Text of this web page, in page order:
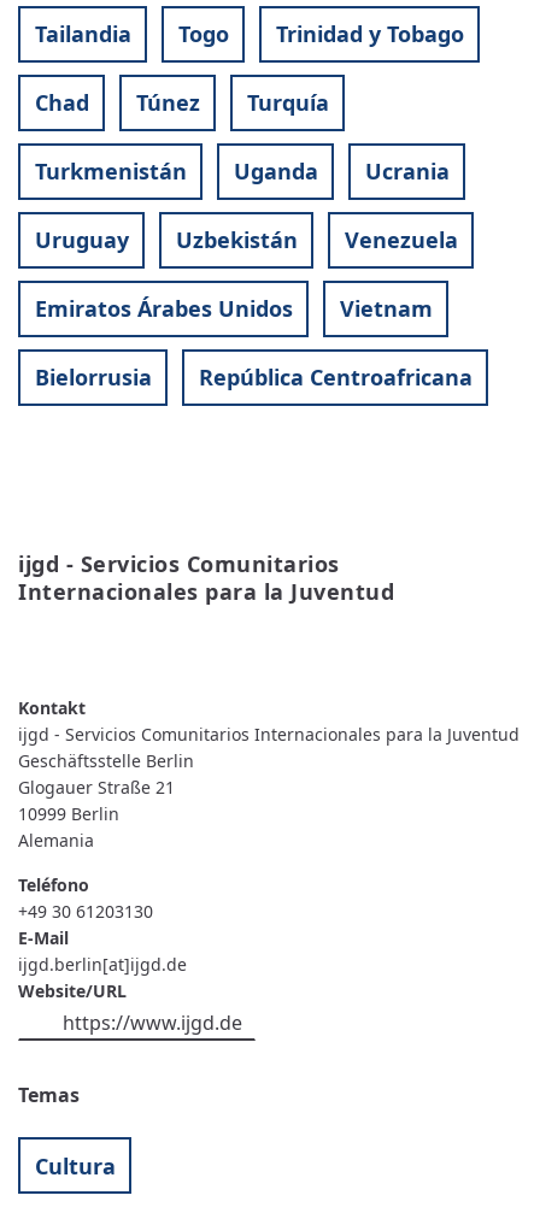
Tailandia Togo Trinidad y Tobago
Chad Túnez Turquía
Turkmenistán Uganda Ucrania
Uruguay Uzbekistán Venezuela
Emiratos Árabes Unidos Vietnam
Bielorrusia República Centroafricana
ijgd - Servicios Comunitarios
Internacionales para la Juventud
COMUNITARIOS
INTERNACIONALES
PARA
LA
JUVENTUD
ijgd - Servicios Comunitarios Internacionales para la Juventud
Geschäftsstelle Berlin
Glogauer Straße 21
10999 Berlin
Alemania
Teléfono
+49 30 61203130
E-Mail
ijgd.berlin[at]ijgd.de
Website/URL
https://www.ijgd.de
Temas
Cultura